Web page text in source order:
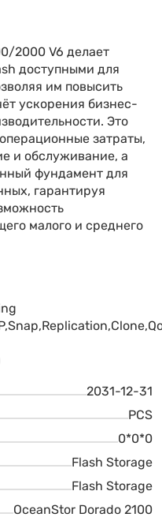
2000 V6 делает
доступными для
им повысить
ускорения бизнес-
Это
затраты,
и обслуживание, а
фундамент для
гарантируя
малого и среднего
2031-12-31
PCS
0*0*0
Flash Storage
Flash Storage
OceanStor Dorado 2100